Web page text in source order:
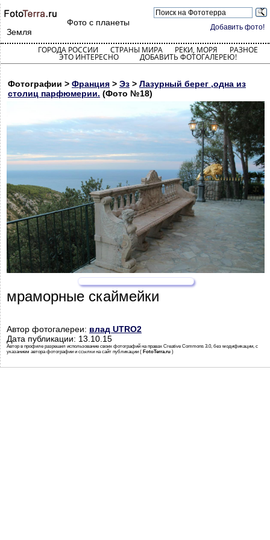
Добавить фото!
Фото с планеты
Земля
ГОРОДА РОССИИ СТРАНЫ МИРА РЕКИ, МОРЯ РАЗНОЕ
ЭТО ИНТЕРЕСНО ДОБАВИТЬ ФОТОГАЛЕРЕЮ!
Фотографии > Франция > Эз > Лазурный берег ,одна из
столиц парфюмерии. (Фото №18)
мраморные скаймейки
Автор фотогалереи: влад UTRO2
Дата публикации: 13.10.15
Автор в профиле разрешил использование своих фотографий на правах Creative Commons 3.0, без модификации, с
указанием автора фотографии и ссылки на сайт публикации ( FotoTerra.ru )